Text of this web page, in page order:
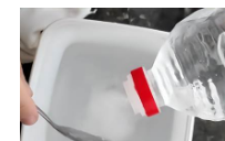
barata e funciona